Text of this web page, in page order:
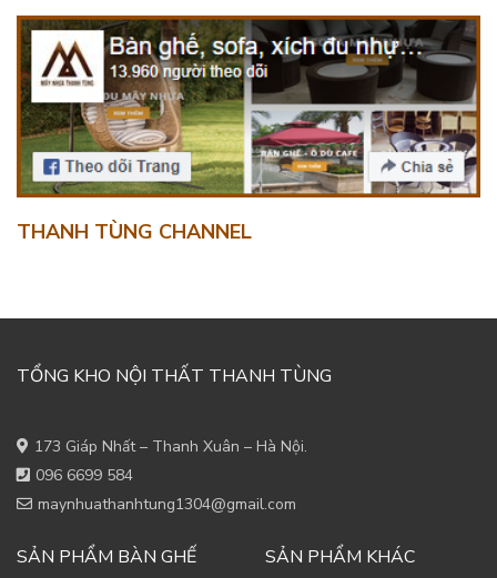
THANH TÙNG CHANNEL
TỔNG KHO NỘI THẤT THANH TÙNG
173 Giáp Nhất – Thanh Xuân – Hà Nội.
096 6699 584
maynhuathanhtung1304@gmail.com
SẢN PHẨM BÀN GHẾ SẢN PHẨM KHÁC